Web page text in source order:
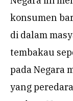
konsumen
di dalam
tembakau
pada Negara
yang